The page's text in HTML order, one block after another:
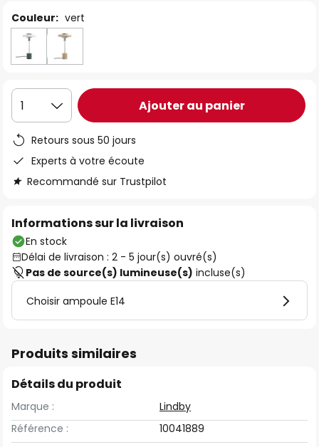
Couleur: vert
1 Ajouter au panier
Retours sous 50 jours
Experts à votre écoute
Recommandé sur Trustpilot
Informations sur la livraison
En stock
Délai de livraison : 2 - 5 jour(s) ouvré(s)
Pas de source(s) lumineuse(s) incluse(s)
Choisir ampoule E14
Produits similaires
Détails du produit
Marque :
Lindby
Référence :
10041889